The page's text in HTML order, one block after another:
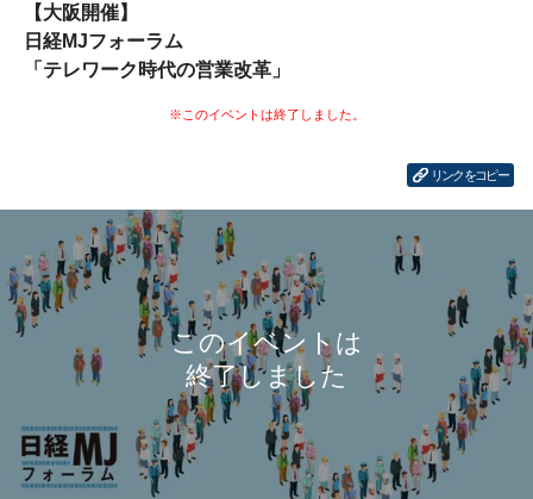
【大阪開催】
日経MJフォーラム
「テレワーク時代の営業改革」
リンクをコピー